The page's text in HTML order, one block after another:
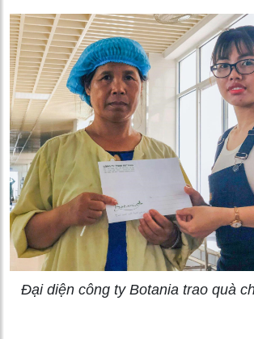
Đại diện công ty Botania trao quà